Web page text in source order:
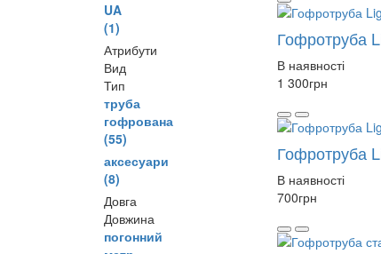
UA
(1)
Атрибути
Вид
Тип
труба
гофрована
(55)
аксесуари
(8)
Довга
Довжина
погонний
Гофротруба
В наявності
1 300грн
Гофротруба
В наявності
700грн